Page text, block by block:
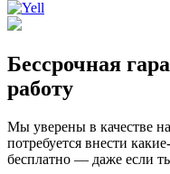
Бессрочная
работу
Мы уверены в качестве
потребуется внести
бесплатно — даже если